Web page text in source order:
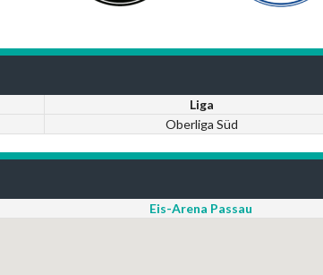
Liga
Oberliga Süd
Eis-Arena Passau